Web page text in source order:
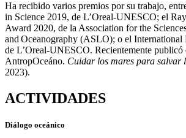
Ha recibido varios premios por su trabajo,
in Science 2019, de L’Oreal-UNESCO; el
Award 2020, de la Association for the
and Oceanography (ASLO); o el International
de L’Oreal-UNESCO. Recientemente
AntropOceáno. Cuidar los mares para salvar
2023).
ACTIVIDADES
Diálogo oceánico